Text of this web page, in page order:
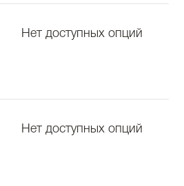
Нет доступных опций
Нет доступных опций